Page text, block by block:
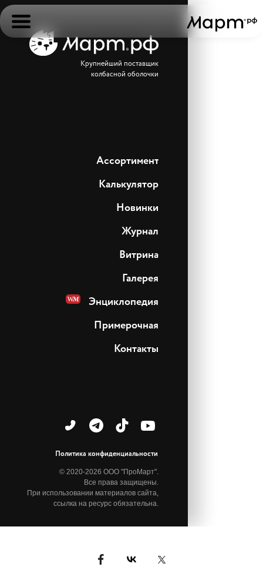
Ассортимент
Новинки
Журнал
Галерея
Витрина
Энциклопедия
Примерочная
Контакты
© 2020-2026 ООО "ПроМарт".
Все права защищены.
При использовании материалов сайта,
ссылка на ресурс обязательна.
Политика конфиденциальности
Крупнейший поставщик
колбасной оболочки
Калькулятор